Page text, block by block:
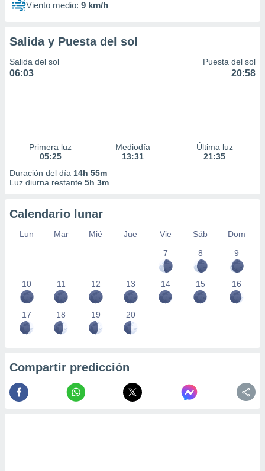
Viento medio: 9 km/h
Salida y Puesta del sol
Salida del sol
06:03
Puesta del sol
20:58
Primera luz
05:25
Mediodía
13:31
Última luz
21:35
Duración del día 14h 55m
Luz diurna restante 5h 3m
Calendario lunar
Lun Mar Mié Jue Vie Sáb
Dom
7
8 9
10 11 12 13 14 15 16
17 18 19 20
Compartir predicción